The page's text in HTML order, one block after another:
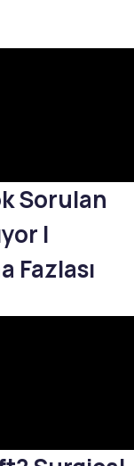
Sorulan
|
Fazlası